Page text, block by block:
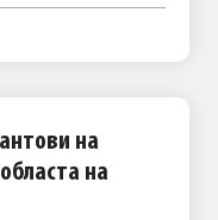
на
на